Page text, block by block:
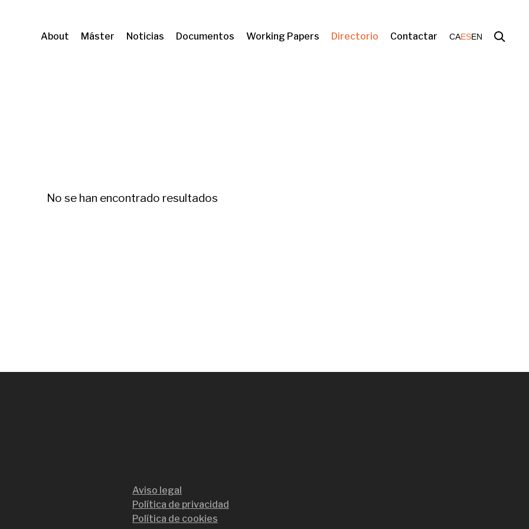
About Máster Noticias Documentos Working Papers Directorio Contactar CAESEN
No se han encontrado resultados
Aviso legal
Política de privacidad
Política de cookies